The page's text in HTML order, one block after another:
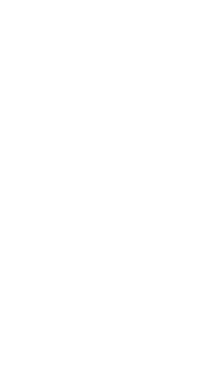
Nação: na goleada
Sousa destaca
no Maracanã